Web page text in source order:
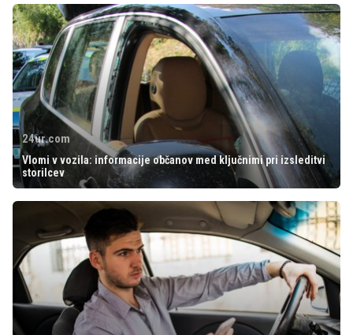
24ur.com
Vlomi v vozila: informacije občanov med ključnimi pri izsleditvi
storilcev